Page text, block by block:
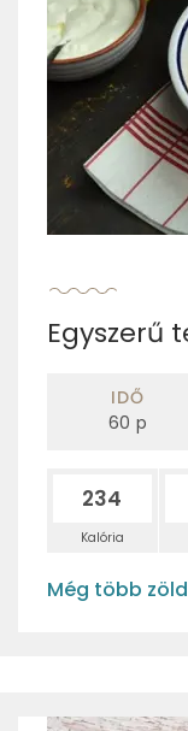
Egyszerű
IDŐ
60 p
234
Kalória
Még több